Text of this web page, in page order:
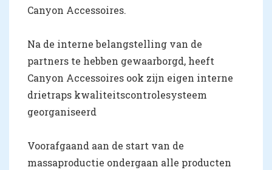
Canyon Accessoires.
Na de interne belangstelling van de
partners te hebben gewaarborgd, heeft
Canyon Accessoires ook zijn eigen interne
drietraps kwaliteitscontrolesysteem
georganiseerd
Voorafgaand aan de start van de
massaproductie ondergaan alle producten